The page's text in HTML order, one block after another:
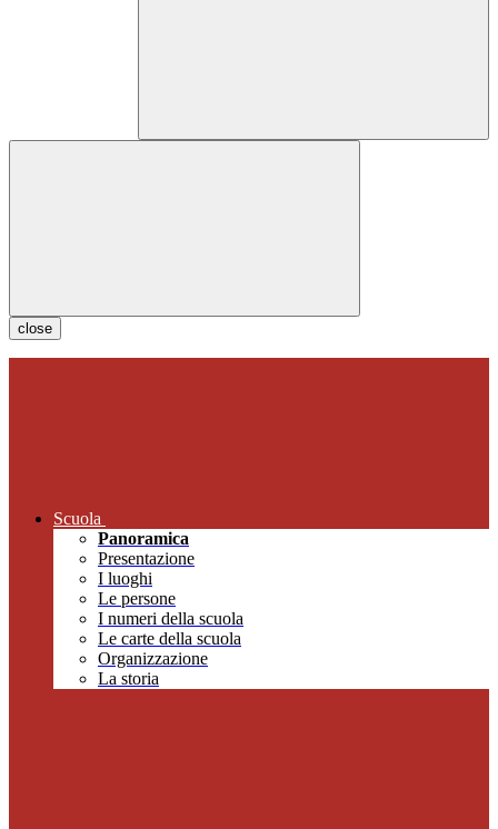
close
Scuola
Panoramica
Presentazione
I luoghi
Le persone
I numeri della scuola
Le carte della scuola
Organizzazione
La storia